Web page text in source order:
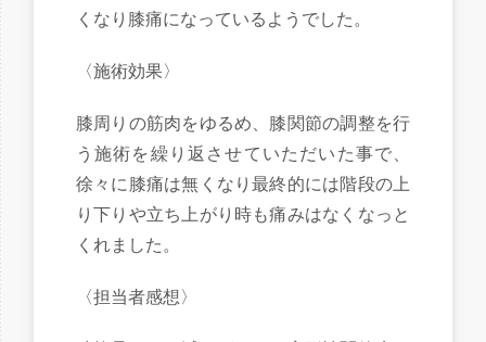
くなり膝痛になっているようでした。
〈施術効果〉
膝周りの筋肉をゆるめ、膝関節の調整を行
う施術を繰り返させていただいた事で、
徐々に膝痛は無くなり最終的には階段の上
り下りや立ち上がり時も痛みはなくなっと
くれました。
〈担当者感想〉